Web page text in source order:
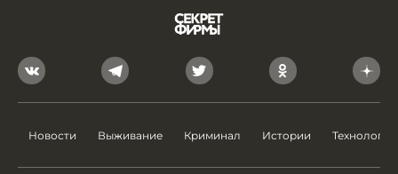
Новости Выживание Криминал Истории Технологии